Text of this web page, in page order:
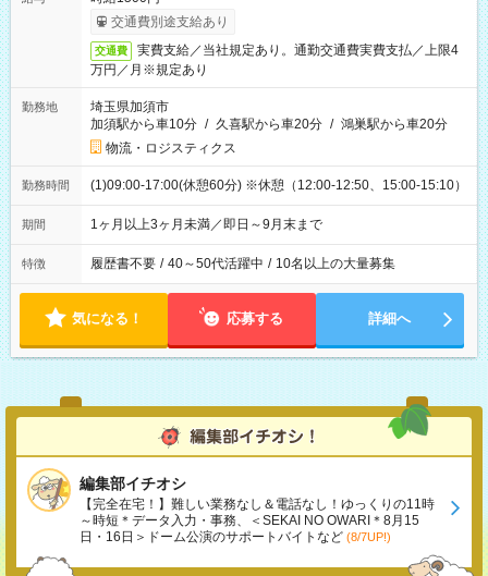
交通費別途支給あり
交通費
実費支給／当社規定あり。通勤交通費実費支払／上限4
万円／月※規定あり
勤務地
埼玉県加須市
加須駅から車10分 / 久喜駅から車20分 / 鴻巣駅から車20分
物流・ロジスティクス
勤務時間 (1)09:00-17:00(休憩60分) ※休憩（12:00-12:50、15:00-15:10）
期間 1ヶ月以上3ヶ月未満／即日～9月末まで
特徴 履歴書不要 / 40～50代活躍中 / 10名以上の大量募集
気になる！ 応募する 詳細へ
編集部イチオシ
【完全在宅！】難しい業務なし＆電話なし！ゆっくりの11時
～時短＊データ入力・事務、＜SEKAI NO OWARI＊8月15
日・16日＞ドーム公演のサポートバイトなど (8/7UP!)